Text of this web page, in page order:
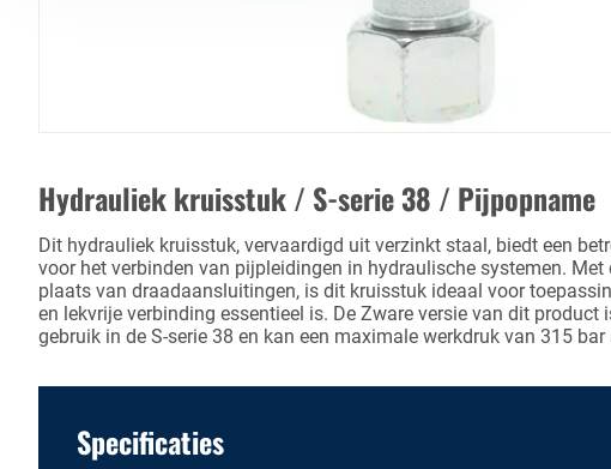
Hydrauliek kruisstuk / S-serie 38 / Pijpopname
Dit hydrauliek kruisstuk, vervaardigd uit verzinkt staal, biedt een
voor het verbinden van pijpleidingen in hydraulische systemen. Met
plaats van draadaansluitingen, is dit kruisstuk ideaal voor
en lekvrije verbinding essentieel is. De Zware versie van dit product
gebruik in de S-serie 38 en kan een maximale werkdruk van 315 bar
Specificaties